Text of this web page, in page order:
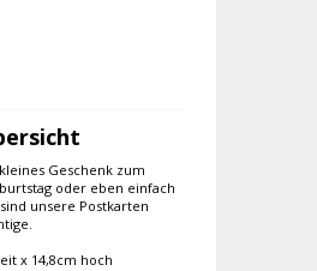
Geschenk zum
oder eben einfach
unsere Postkarten
x 14,8cm hoch